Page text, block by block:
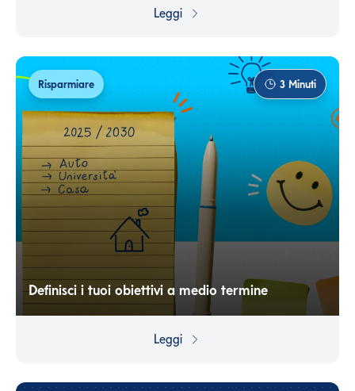
anzi, assicurare un futuro più sereno a chi verrà dopo di
Leggi
Risparmiare 3 Minuti
Definisci i tuoi obiettivi a medio termine
Avere una strategia di risparmio di medio termine è
scelte consapevoli che ti permettano di ottenere
Leggi